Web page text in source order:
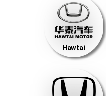
Hawtai